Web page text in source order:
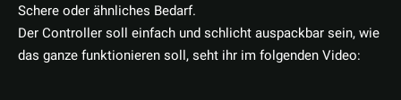
Schere oder ähnliches Bedarf.
Der Controller soll einfach und schlicht auspackbar sein, wie
das ganze funktionieren soll, seht ihr im folgenden Video: